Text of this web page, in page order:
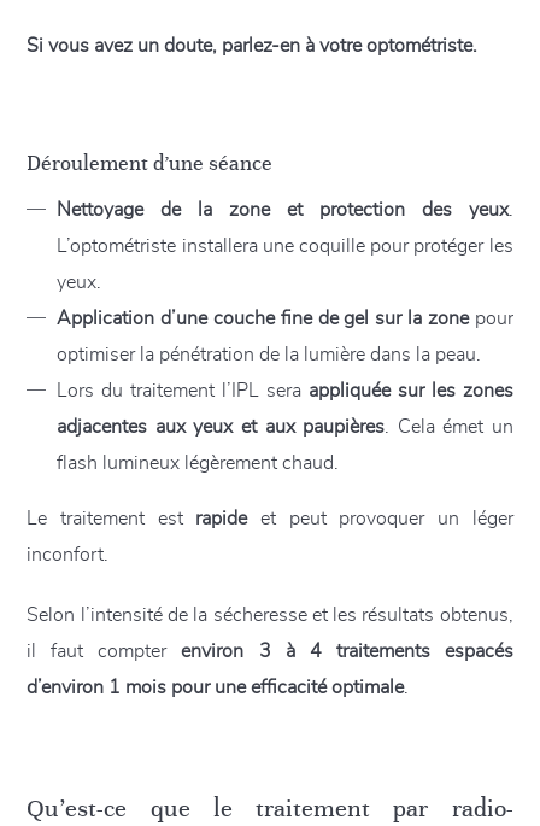
Si vous avez un doute, parlez-en à votre optométriste.
Déroulement d’une séance
Nettoyage de la zone et protection des yeux.
L’optométriste installera une coquille pour protéger les
yeux.
Application d’une couche fine de gel sur la zonepour
optimiser la pénétration de la lumière dans la peau.
Lors du traitement l’IPL sera appliquée sur les zones
adjacentes aux yeux et aux paupières . Cela émet un
flash lumineux légèrement chaud.
Le traitement est rapideet peut provoquer un léger
inconfort.
Selon l’intensité de la sécheresse et les résultats obtenus,
il faut compterenviron 3 à 4 traitements espacés
d’environ 1 mois pour une efficacité optimale.
Qu’est-ce que le traitement par radio-